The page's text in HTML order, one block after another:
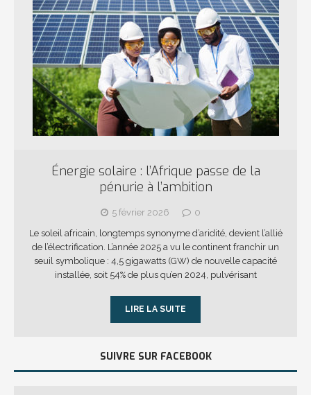
Énergie solaire : l’Afrique passe de la
pénurie à l’ambition
5 février 2026
0
Le soleil africain, longtemps synonyme d’aridité, devient l’allié
de l’électrification. L’année 2025 a vu le continent franchir un
seuil symbolique : 4,5 gigawatts (GW) de nouvelle capacité
installée, soit 54% de plus qu’en 2024, pulvérisant
LIRE LA SUITE
SUIVRE SUR FACEBOOK